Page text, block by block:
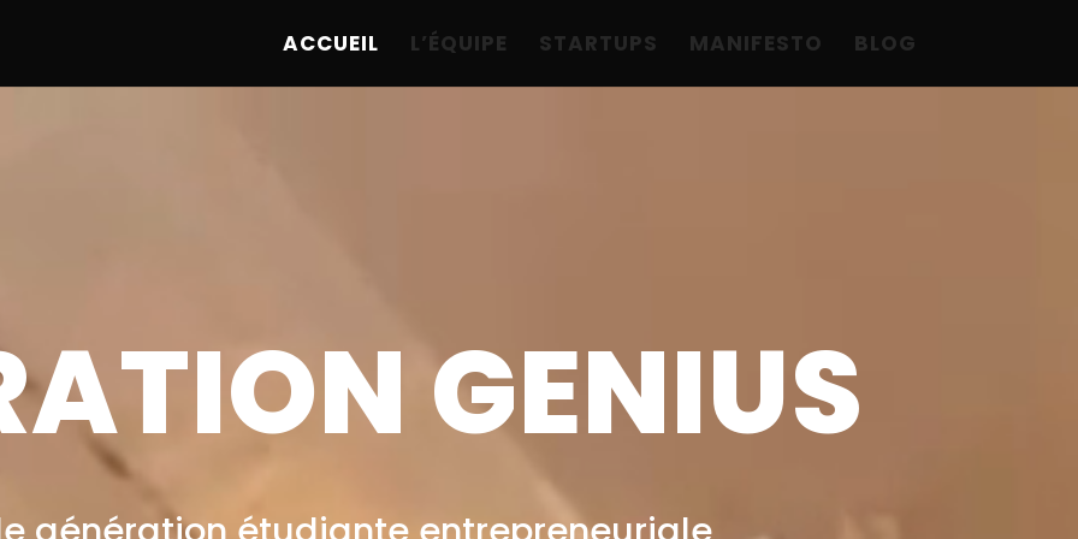
ACCUEIL L’ÉQUIPE STARTUPS MANIFESTO
BLOG
GENIUS